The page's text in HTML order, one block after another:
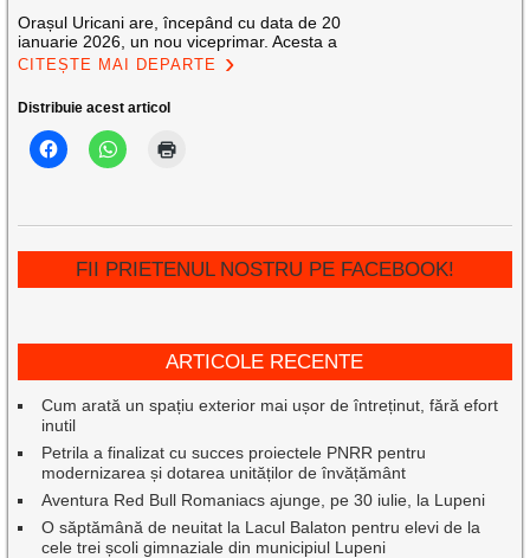
Orașul Uricani are, începând cu data de 20
ianuarie 2026, un nou viceprimar. Acesta a
CITEȘTE MAI DEPARTE
Distribuie acest articol
FII PRIETENUL NOSTRU PE FACEBOOK!
ARTICOLE RECENTE
Cum arată un spațiu exterior mai ușor de întreținut, fără efort
inutil
Petrila a finalizat cu succes proiectele PNRR pentru
modernizarea și dotarea unităților de învățământ
Aventura Red Bull Romaniacs ajunge, pe 30 iulie, la Lupeni
O săptămână de neuitat la Lacul Balaton pentru elevi de la
cele trei școli gimnaziale din municipiul Lupeni